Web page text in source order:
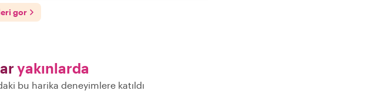
gor
yakınlarda
bu harika deneyimlere katıldı